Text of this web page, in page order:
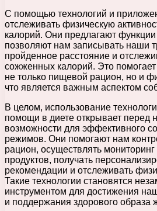
С помощью технологий и
отслеживать физическую
калорий. Они предлагают
позволяют нам записывать наши
пройденное расстояние и
сожженных калорий. Это
не только пищевой рацион, но и
что является важным аспектом
В целом, использование
помощи в диете открывает перед
возможности для эффективного
режимов. Они помогают нам
рацион, осуществлять
продуктов, получать
рекомендации и отслеживать
Такие технологии становятся
инструментом для достижения
и поддержания здорового образа